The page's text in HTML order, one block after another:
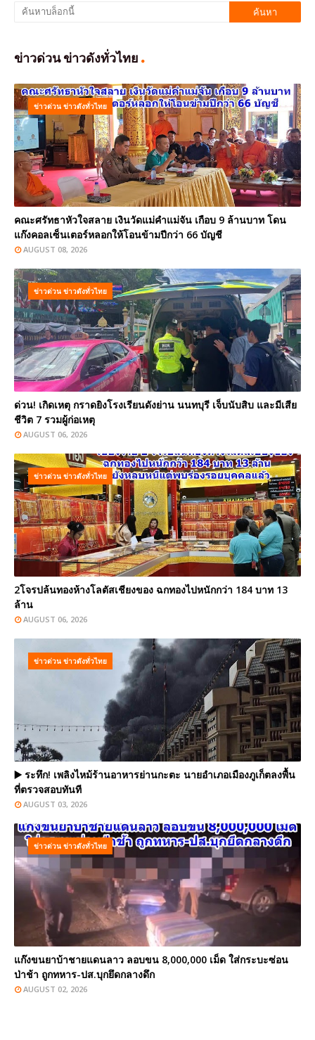
ข่าวด่วน ข่าวดังทั่วไทย
ข่าวด่วน ข่าวดังทั่วไทย
คณะศรัทธาหัวใจสลาย เงินวัดแม่คำแม่จัน เกือบ 9 ล้านบาท โดน
แก๊งคอลเซ็นเตอร์หลอกให้โอนข้ามปีกว่า 66 บัญชี
AUGUST 08, 2026
ข่าวด่วน ข่าวดังทั่วไทย
ด่วน! เกิดเหตุ กราดยิงโรงเรียนดังย่าน นนทบุรี เจ็บนับสิบ และมีเสีย
ชีวิต 7 รวมผู้ก่อเหตุ
AUGUST 06, 2026
ข่าวด่วน ข่าวดังทั่วไทย
2โจรปล้นทองห้างโลตัสเชียงของ ฉกทองไปหนักกว่า 184 บาท 13
ล้าน
AUGUST 06, 2026
ข่าวด่วน ข่าวดังทั่วไทย
▶️ ระทึก! เพลิงไหม้ร้านอาหารย่านกะตะ นายอำเภอเมืองภูเก็ตลงพื้น
ที่ตรวจสอบทันที
AUGUST 03, 2026
ข่าวด่วน ข่าวดังทั่วไทย
แก๊งขนยาบ้าชายแดนลาว ลอบขน 8,000,000 เม็ด ใส่กระบะซ่อน
ป่าช้า ถูกทหาร-ปส.บุกยึดกลางดึก
AUGUST 02, 2026